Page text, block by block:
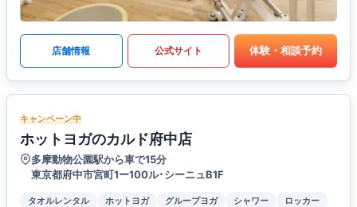
店舗情報 公式サイト 体験・相談予約
キャンペーン中
ホットヨガのカルド府中店
多摩動物公園駅から車で15分
東京都府中市宮町1ー100ル･シーニュB1F
タオルレンタル ホットヨガ グループヨガ シャワー
ロッカー